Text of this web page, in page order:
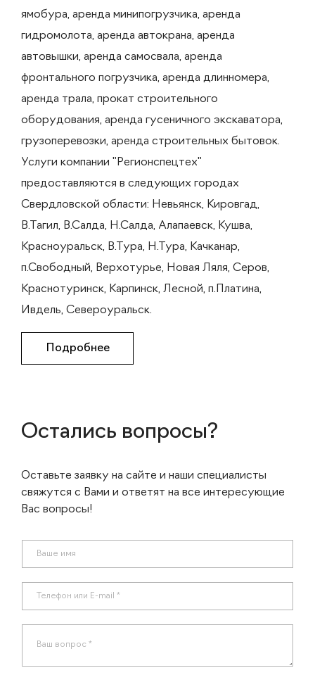
ямобура, аренда минипогрузчика, аренда
гидромолота, аренда автокрана, аренда
автовышки, аренда самосвала, аренда
фронтального погрузчика, аренда длинномера,
аренда трала, прокат строительного
оборудования, аренда гусеничного экскаватора,
грузоперевозки, аренда строительных бытовок.
Услуги компании "Регионспецтех"
предоставляются в следующих городах
Свердловской области: Невьянск, Кировгад,
В.Тагил, В.Салда, Н.Салда, Алапаевск, Кушва,
Красноуральск, В.Тура, Н.Тура, Качканар,
п.Свободный, Верхотурье, Новая Ляля, Серов,
Краснотуринск, Карпинск, Лесной, п.Платина,
Ивдель, Североуральск.
Подробнее
Остались вопросы?
Оставьте заявку на сайте и наши специалисты
свяжутся с Вами и ответят на все интересующие
Вас вопросы!